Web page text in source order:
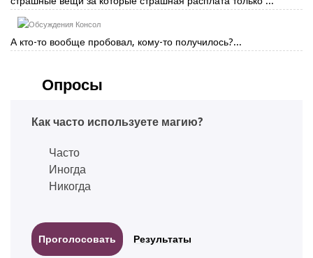
Консол
А кто-то вообще пробовал, кому-то получилось?...
Опросы
Как часто используете магию?
Часто
Иногда
Никогда
Результаты